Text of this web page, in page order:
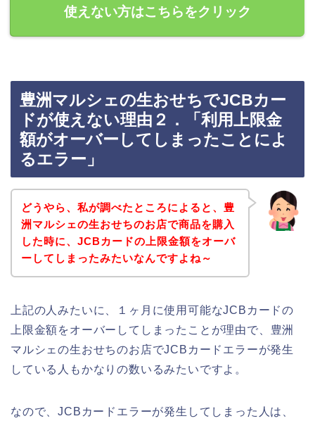
使えない方はこちらをクリック
豊洲マルシェの生おせちでJCBカー
ドが使えない理由２．「利用上限金
額がオーバーしてしまったことによ
るエラー」
どうやら、私が調べたところによると、豊
洲マルシェの生おせちのお店で商品を購入
した時に、JCBカードの上限金額をオーバ
ーしてしまったみたいなんですよね～
上記の人みたいに、１ヶ月に使用可能なJCBカードの
上限金額をオーバーしてしまったことが理由で、豊洲
マルシェの生おせちのお店でJCBカードエラーが発生
している人もかなりの数いるみたいですよ。
なので、JCBカードエラーが発生してしまった人は、